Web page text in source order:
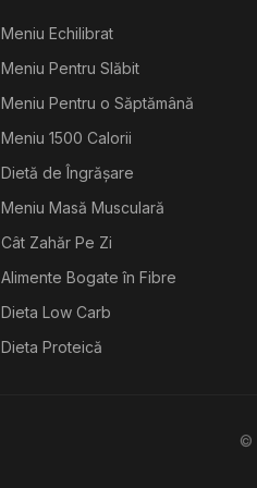
Meniu Echilibrat
Meniu Pentru Slăbit
Meniu Pentru o Săptămână
Meniu 1500 Calorii
Dietă de Îngrășare
Meniu Masă Musculară
Cât Zahăr Pe Zi
Alimente Bogate în Fibre
Dieta Low Carb
Dieta Proteică
©